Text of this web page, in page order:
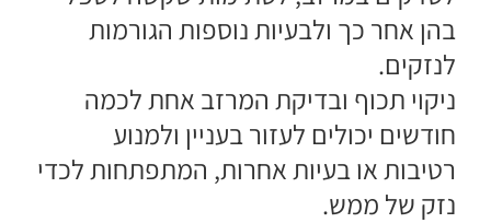
בהן אחר כך ולבעיות נוספות הגורמות
לנזקים.
ניקוי תכוף ובדיקת המרזב אחת לכמה
חודשים יכולים לעזור בעניין ולמנוע
רטיבות או בעיות אחרות, המתפתחות לכדי
נזק של ממש.